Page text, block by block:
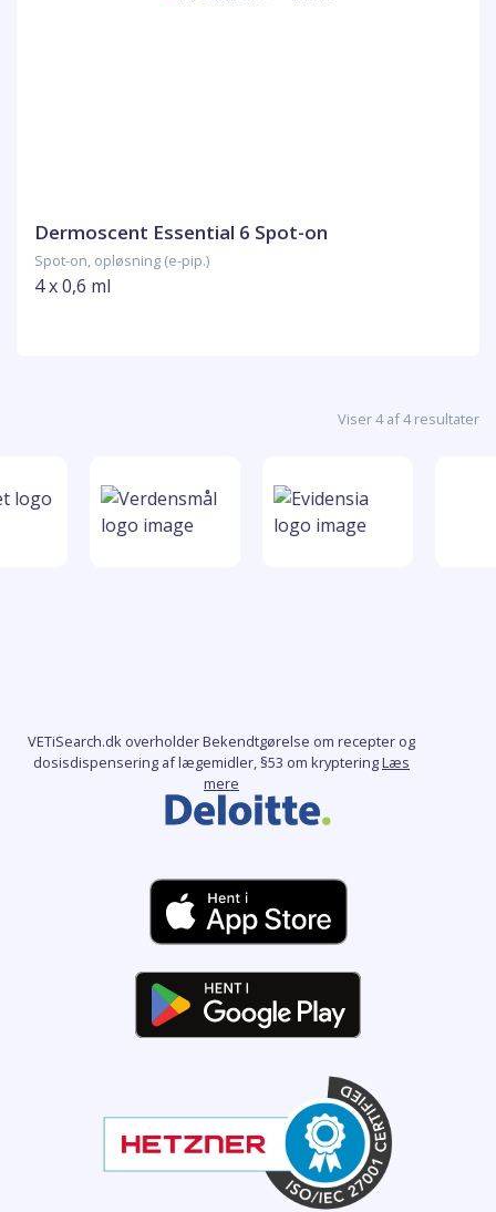
Dermoscent Essential 6 Spot-on
Spot-on, opløsning (e-pip.)
4 x 0,6 ml
Viser 4 af 4 resultater
VETiSearch.dk overholder Bekendtgørelse om recepter og
dosisdispensering af lægemidler, §53 om krypteringLæs
mere